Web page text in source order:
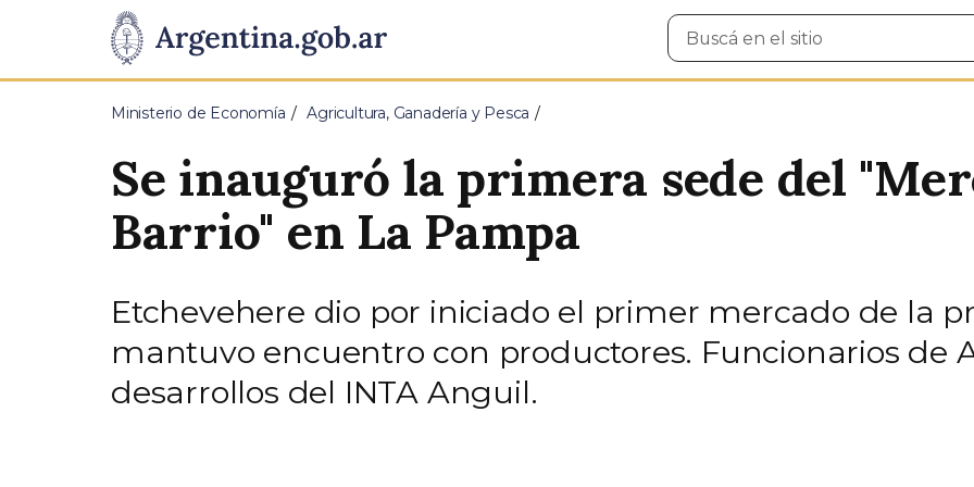
Presidencia
de
Pasar al contenido principal
Buscar
en
Ministerio de Economía Agricultura, Ganadería y Pesca
Se inauguró la primera sede del
Barrio" en La Pampa
Etchevehere dio por iniciado el primer mercado de la
mantuvo encuentro con productores. Funcionarios de
desarrollos del INTA Anguil.